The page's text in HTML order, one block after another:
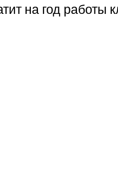
на год работы